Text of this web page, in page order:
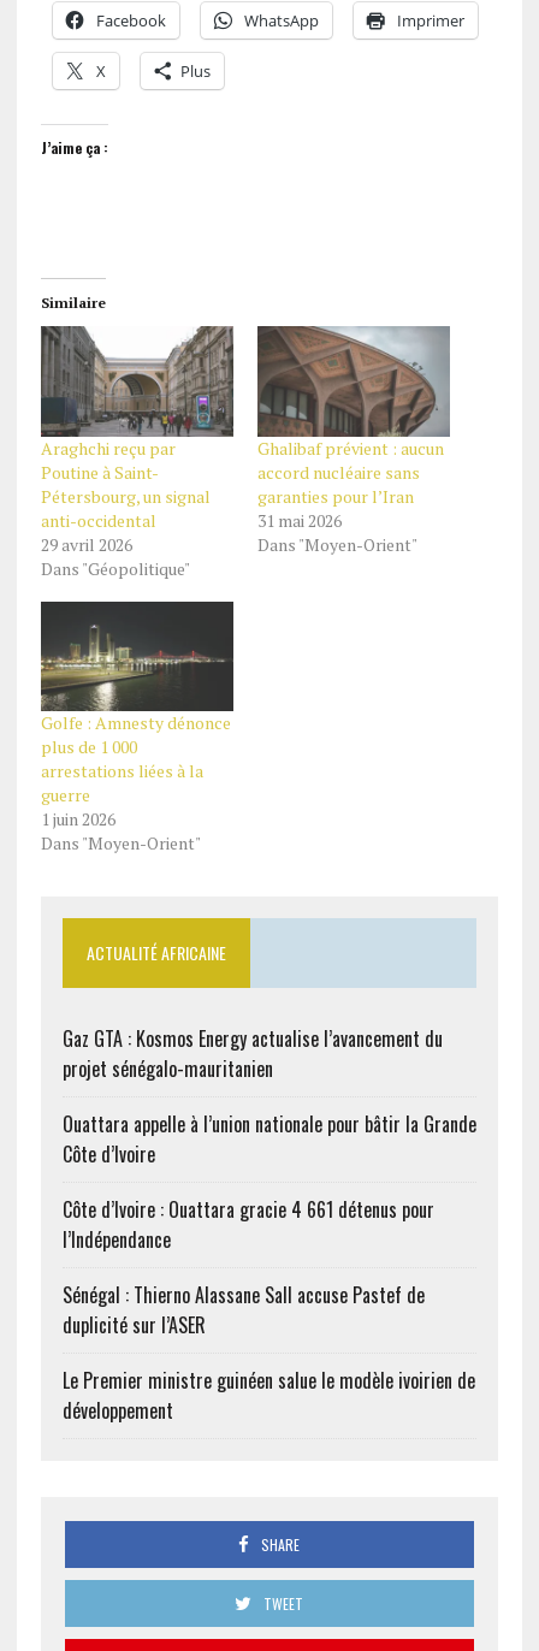
Facebook WhatsApp Imprimer
X Plus
J’aime ça :
Similaire
Araghchi reçu par
Poutine à Saint-
Pétersbourg, un signal
anti-occidental
29 avril 2026
Dans "Géopolitique"
Ghalibaf prévient : aucun
accord nucléaire sans
garanties pour l’Iran
31 mai 2026
Dans "Moyen-Orient"
Golfe : Amnesty dénonce
plus de 1 000
arrestations liées à la
guerre
1 juin 2026
Dans "Moyen-Orient"
ACTUALITÉ AFRICAINE
Gaz GTA : Kosmos Energy actualise l’avancement du
projet sénégalo-mauritanien
Ouattara appelle à l’union nationale pour bâtir la Grande
Côte d’Ivoire
Côte d’Ivoire : Ouattara gracie 4 661 détenus pour
l’Indépendance
Sénégal : Thierno Alassane Sall accuse Pastef de
duplicité sur l’ASER
Le Premier ministre guinéen salue le modèle ivoirien de
développement
SHARE
TWEET